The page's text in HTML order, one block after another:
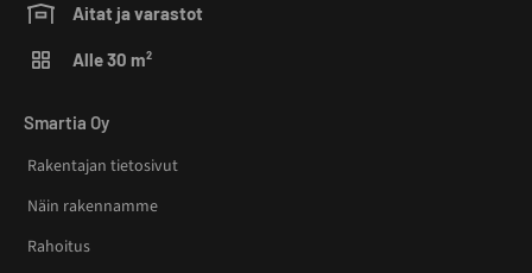
Aitat ja varastot
Alle 30 m²
Smartia Oy
Rakentajan tietosivut
Näin rakennamme
Rahoitus